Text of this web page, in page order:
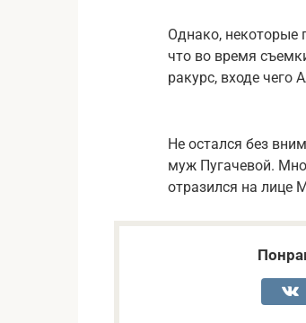
Однако, некоторые
что во время
ракурс, входе чего
Не остался без
муж Пугачевой.
отразился на лице